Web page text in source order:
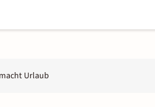
Urlaub